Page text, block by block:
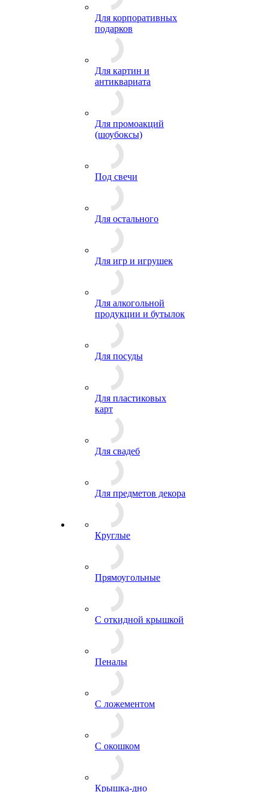
Для корпоративных
подарков
Для картин и
антиквариата
Для промоакций
(шоубоксы)
Под свечи
Для остального
Для игр и игрушек
Для алкогольной
продукции и бутылок
Для посуды
Для пластиковых
карт
Для свадеб
Для предметов декора
Круглые
Прямоугольные
С откидной крышкой
Пеналы
С ложементом
С окошком
Крышка-дно